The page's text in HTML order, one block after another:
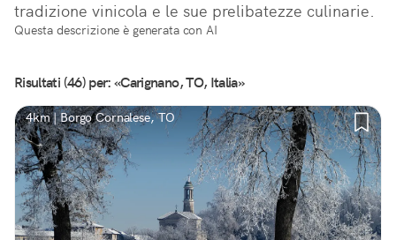
tradizione vinicola e le sue prelibatezze culinarie.
Questa descrizione è generata con AI
Risultati (46) per: «Carignano, TO, Italia»
4km | Borgo Cornalese, TO